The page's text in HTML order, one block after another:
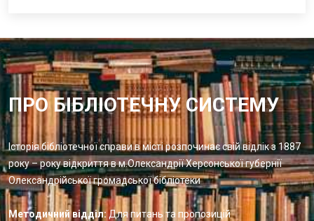
ПРО БІБЛІОТЕЧНУ СИСТЕМУ
Історія бібліотечної справи в місті розпочинає свій відлік з 1887
року – року відкриття в м.Олександрії Херсонської губернії
Олександрійської громадської бібліотеки
Методичний відділ: Для питань та пропозицій